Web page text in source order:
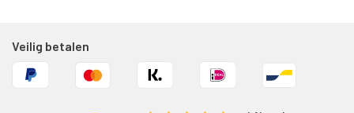
Veilig betalen